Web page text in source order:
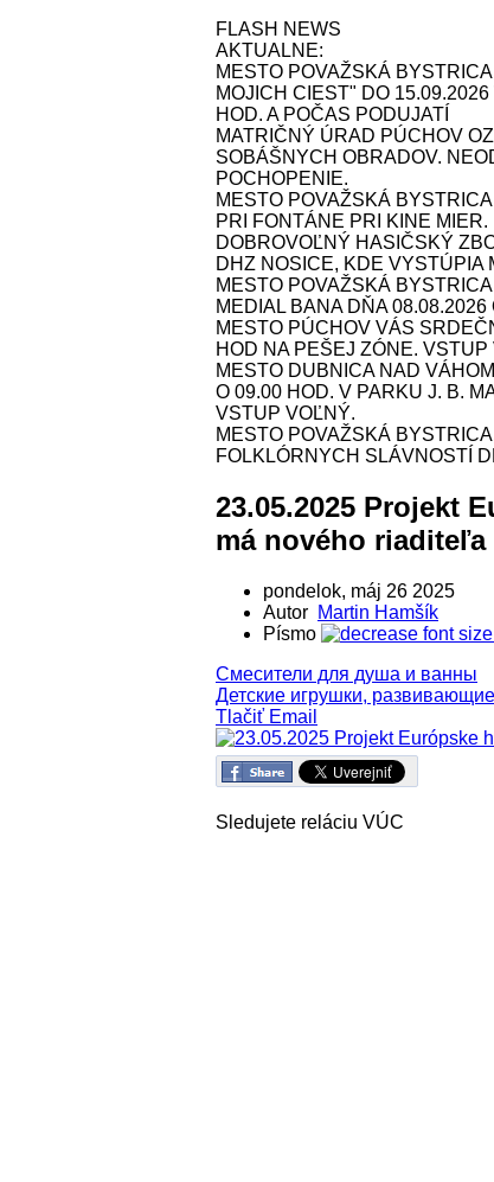
FLASH NEWS
AKTUALNE:
MESTO POVAŽSKÁ
MOJICH CIEST" DO
HOD. A POČAS PODUJATÍ
MATRIČNÝ ÚRAD PÚCHOV
SOBÁŠNYCH OBRADOV.
POCHOPENIE.
MESTO POVAŽSKÁ
PRI FONTÁNE PRI KINE MIER.
DOBROVOĽNÝ HASIČSKÝ
DHZ NOSICE, KDE VYSTÚPIA
MESTO POVAŽSKÁ
MEDIAL BANA DŇA
MESTO PÚCHOV VÁS
HOD NA PEŠEJ ZÓNE. VSTUP
MESTO DUBNICA NAD
O 09.00 HOD. V PARKU J. B.
VSTUP VOĽNÝ.
MESTO POVAŽSKÁ
FOLKLÓRNYCH SLÁVNOSTÍ
23.05.2025 Projekt
má nového riaditeľa
pondelok, máj 26 2025
Autor Martin Hamšík
Písmo
Смесители для душа и ванны
Детские игрушки,
Tlačiť Email
Sledujete reláciu VÚC